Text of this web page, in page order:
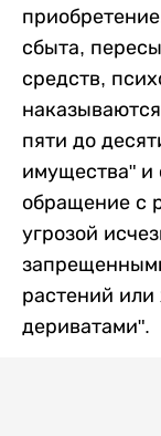
сбыта,
средств,
пяти до
имущества" и
обращение с
угрозой
растений
дериватами".